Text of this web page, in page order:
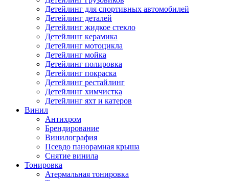
Детейлинг для спортивных автомобилей
Детейлинг деталей
Детейлинг жидкое стекло
Детейлинг керамика
Детейлинг мотоцикла
Детейлинг мойка
Детейлинг полировка
Детейлинг покраска
Детейлинг рестайлинг
Детейлинг химчистка
Детейлинг яхт и катеров
Винил
Антихром
Брендирование
Винилография
Псевдо панорамная крыша
Снятие винила
Тонировка
Атермальная тонировка